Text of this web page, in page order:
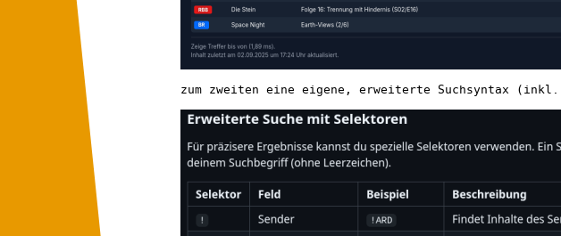
zum zweiten eine eigene, erweiterte Suchsyntax (inkl.